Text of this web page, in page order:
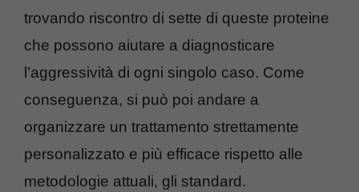
trovando riscontro di sette di queste proteine
che possono aiutare a diagnosticare
l’aggressività di ogni singolo caso. Come
conseguenza, si può poi andare a
organizzare un trattamento strettamente
personalizzato e più efficace rispetto alle
metodologie attuali, gli standard.